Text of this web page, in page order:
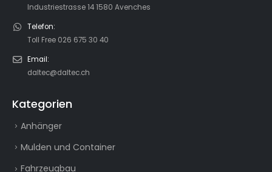
Industriestrasse 14 1580 Avenches
Telefon:
Toll Free 026 675 30 40
Email:
daltec@daltec.ch
Kategorien
Anhänger
Mulden und Container
Fahrzeugbau